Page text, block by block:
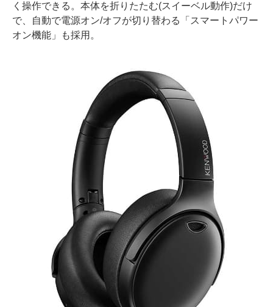
く操作できる。本体を折りたたむ(スイーベル動作)だけ
で、自動で電源オン/オフが切り替わる「スマートパワー
オン機能」も採用。